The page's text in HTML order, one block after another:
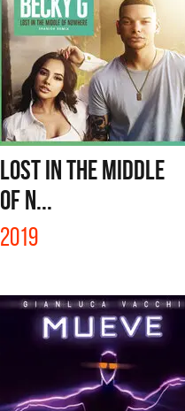
LOST IN THE MIDDLE
OF N...
2019